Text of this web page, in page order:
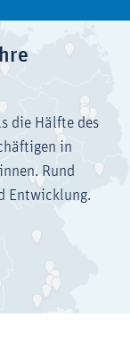
die Hälfte des
in
Rund
Entwicklung.